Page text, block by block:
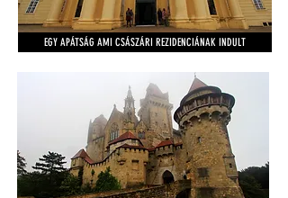
EGY APÁTSÁG AMI CSÁSZÁRI REZIDENCIÁNAK INDULT